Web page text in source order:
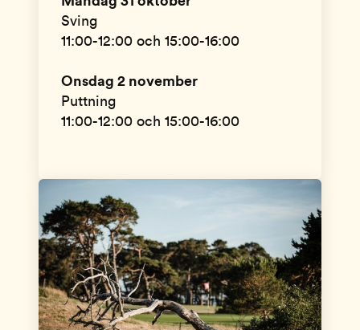
Sving
11:00-12:00 och 15:00-16:00
Onsdag 2 november
Puttning
11:00-12:00 och 15:00-16:00